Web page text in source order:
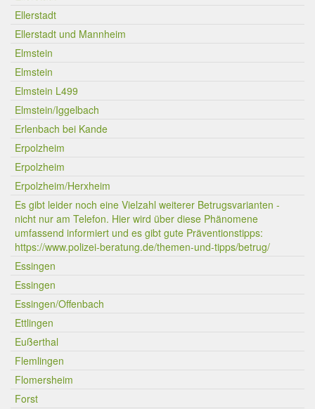
Ellerstadt
Ellerstadt und Mannheim
Elmstein
Elmstein
Elmstein L499
Elmstein/Iggelbach
Erlenbach bei Kande
Erpolzheim
Erpolzheim
Erpolzheim/Herxheim
Es gibt leider noch eine Vielzahl weiterer Betrugsvarianten -
nicht nur am Telefon. Hier wird über diese Phänomene
umfassend informiert und es gibt gute Präventionstipps:
https://www.polizei-beratung.de/themen-und-tipps/betrug/
Essingen
Essingen
Essingen/Offenbach
Ettlingen
Eußerthal
Flemlingen
Flomersheim
Forst